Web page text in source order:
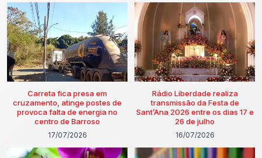
Carreta fica presa em
cruzamento, atinge postes de
provoca falta de energia no
centro de Barroso
17/07/2026
Rádio Liberdade realiza
transmissão da Festa de
Sant’Ana 2026 entre os dias 17 e
26 de julho
16/07/2026